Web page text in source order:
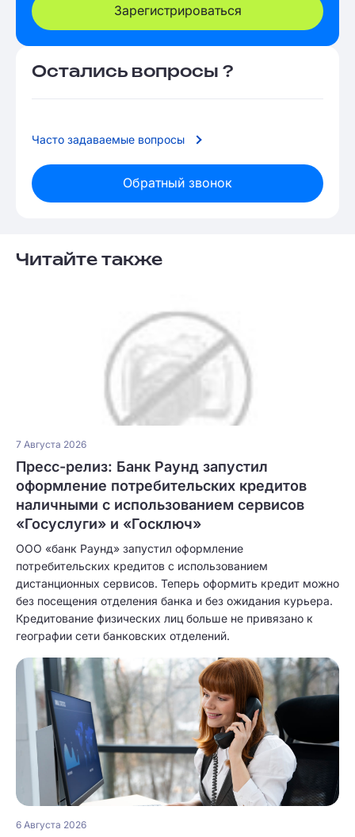
Зарегистрироваться
Остались вопросы ?
Часто задаваемые вопросы
Обратный звонок
Читайте также
7 Августа 2026
Пресс-релиз: Банк Раунд запустил
оформление потребительских кредитов
наличными с использованием сервисов
«Госуслуги» и «Госключ»
ООО «банк Раунд» запустил оформление
потребительских кредитов с использованием
дистанционных сервисов. Теперь оформить кредит можно
без посещения отделения банка и без ожидания курьера.
Кредитование физических лиц больше не привязано к
географии сети банковских отделений.
6 Августа 2026